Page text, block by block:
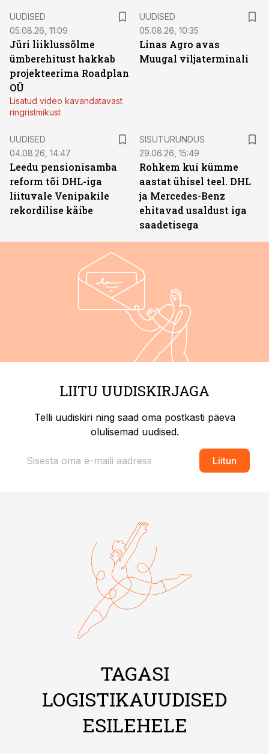
UUDISED
05.08.26, 11:09
Jüri liiklussõlme
ümberehitust hakkab
projekteerima Roadplan
OÜ
Lisatud video kavandatavast
ringristmikust
UUDISED
05.08.26, 10:35
Linas Agro avas
Muugal viljaterminali
UUDISED
04.08.26, 14:47
Leedu pensionisamba
reform tõi DHL-iga
liituvale Venipakile
rekordilise käibe
SISUTURUNDUS
29.06.26, 15:49
Rohkem kui kümme
aastat ühisel teel. DHL
ja Mercedes-Benz
ehitavad usaldust iga
saadetisega
LIITU UUDISKIRJAGA
Telli uudiskiri ning saad oma postkasti päeva
olulisemad uudised.
Liitun
TAGASI
LOGISTIKAUUDISED
ESILEHELE